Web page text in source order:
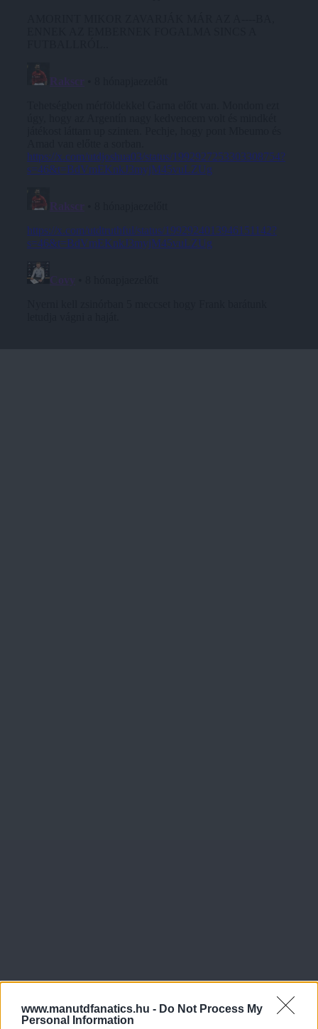
www.manutdfanatics.hu - Do Not Process My
Personal Information